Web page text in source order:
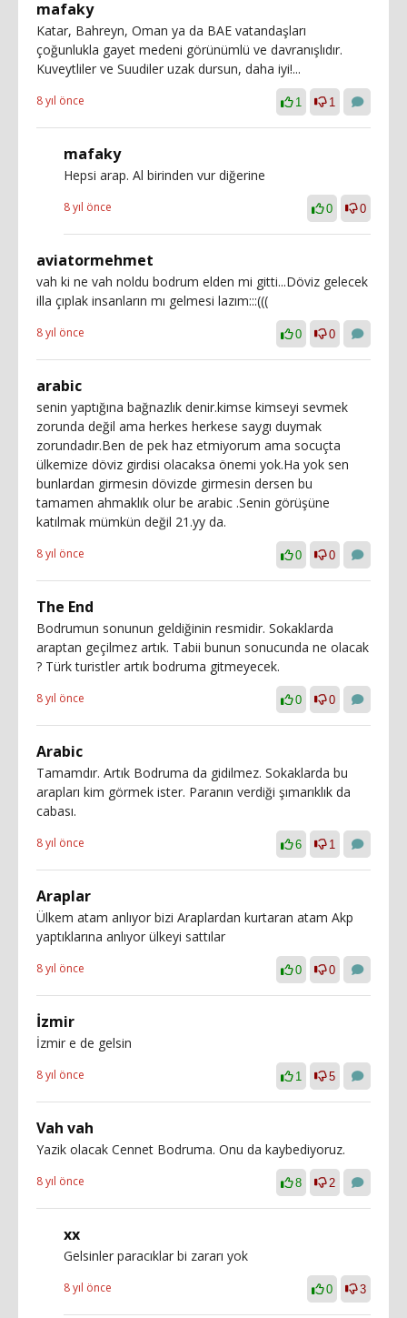
mafaky
Katar, Bahreyn, Oman ya da BAE vatandaşları
çoğunlukla gayet medeni görünümlü ve davranışlıdır.
Kuveytliler ve Suudiler uzak dursun, daha iyi!...
8 yıl önce 1 1
mafaky
Hepsi arap. Al birinden vur diğerine
8 yıl önce 0 0
aviatormehmet
vah ki ne vah noldu bodrum elden mi gitti...Döviz gelecek
illa çıplak insanların mı gelmesi lazım:::(((
8 yıl önce 0 0
arabic
senin yaptığına bağnazlık denir.kimse kimseyi sevmek
zorunda değil ama herkes herkese saygı duymak
zorundadır.Ben de pek haz etmiyorum ama socuçta
ülkemize döviz girdisi olacaksa önemi yok.Ha yok sen
bunlardan girmesin dövizde girmesin dersen bu
tamamen ahmaklık olur be arabic .Senin görüşüne
katılmak mümkün değil 21.yy da.
8 yıl önce 0 0
The End
Bodrumun sonunun geldiğinin resmidir. Sokaklarda
araptan geçilmez artık. Tabii bunun sonucunda ne olacak
? Türk turistler artık bodruma gitmeyecek.
8 yıl önce 0 0
Arabic
Tamamdır. Artık Bodruma da gidilmez. Sokaklarda bu
arapları kim görmek ister. Paranın verdiği şımarıklık da
cabası.
8 yıl önce 6 1
Araplar
Ülkem atam anlıyor bizi Araplardan kurtaran atam Akp
yaptıklarına anlıyor ülkeyi sattılar
8 yıl önce 0 0
İzmir
İzmir e de gelsin
8 yıl önce 1 5
Vah vah
Yazik olacak Cennet Bodruma. Onu da kaybediyoruz.
8 yıl önce 8 2
xx
Gelsinler paracıklar bi zararı yok
8 yıl önce 0 3